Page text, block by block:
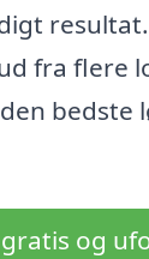
resultat.
fra flere
bedste
og